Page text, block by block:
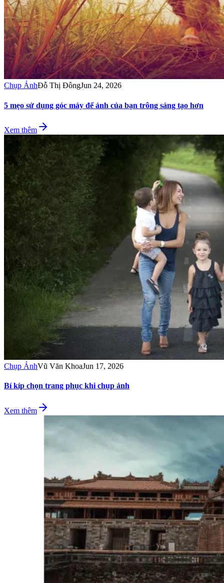
Chụp ẢnhĐỗ Thị ĐôngJun 24, 2026
5 mẹo sử dụng góc máy để ảnh của bạn trông sáng tạo hơn
Xem thêm
Chụp ẢnhVũ Văn KhoaJun 17, 2026
Bí kíp chọn trang phục khi chụp ảnh
Xem thêm